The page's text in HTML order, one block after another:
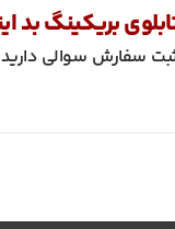
بریکینگ بد
سفارش سوالی دارید